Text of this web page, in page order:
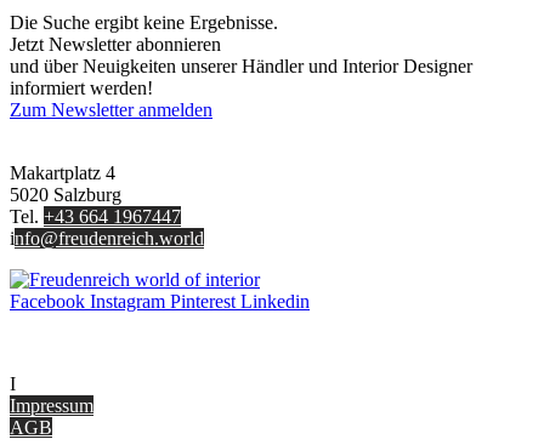
Die Suche ergibt keine Ergebnisse.
Jetzt Newsletter abonnieren
und über Neuigkeiten unserer Händler und Interior Designer
informiert werden!
Zum Newsletter anmelden
Makartplatz 4
5020 Salzburg
Tel. +43 664 1967447
info@freudenreich.world
Facebook Instagram Pinterest Linkedin
I
Impressum
AGB